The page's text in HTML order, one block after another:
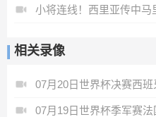
相关录像
07月20日世界杯决赛西
07月19日世界杯季军赛